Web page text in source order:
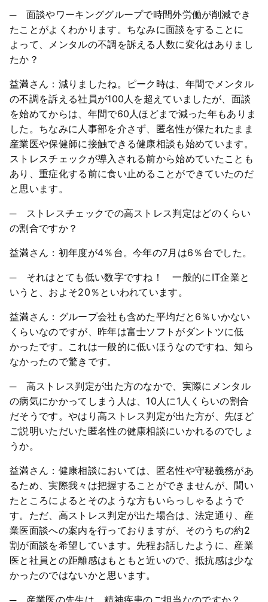
─ 面談やワーキンググループで時間外労働が削減でき
たことがよくわかります。ちなみに面談をすることに
よって、メンタルの不調を訴える人数に変化はありまし
たか？
益満さん：減りましたね。ピーク時は、年間でメンタル
の不調を訴える社員が100人を超えていましたが、面談
を始めてからは、年間で60人ほどまで減った年もありま
した。ちなみに人事部を介さず、匿名性が保たれたまま
産業医や保健師に接触できる健康相談も始めています。
ストレスチェックが導入される前から始めていたことも
あり、重症化する前に食い止めることができていたのだ
と思います。
─ ストレスチェックでの高ストレス判定はどのくらい
の割合ですか？
益満さん：初年度が4％台。今年の7月は6％台でした。
─ それはとても低い数字ですね！ 一般的にIT企業と
いうと、およそ20％といわれています。
益満さん：グループ会社も含めた平均だと6％いかない
くらいなのですが、昨年は富士ソフトがダントツに低
かったです。これは一般的に低いほうなのですね、知ら
なかったので驚きです。
─ 高ストレス判定が出た方のなかで、実際にメンタル
の病気にかかってしまう人は、10人に1人くらいの割合
だそうです。やはり高ストレス判定が出た方が、先ほど
ご説明いただいた匿名性の健康相談にいかれるのでしょ
うか。
益満さん：健康相談においては、匿名性や守秘義務があ
るため、実際我々は把握することができませんが、聞い
たところによるとそのような方もいらっしゃるようで
す。ただ、高ストレス判定が出た場合は、法定通り、産
業医面談への案内を行っておりますが、そのうちの約2
割が面談を希望しています。先程お話したように、産業
医と社員との距離感はもともと近いので、抵抗感は少な
かったのではないかと思います。